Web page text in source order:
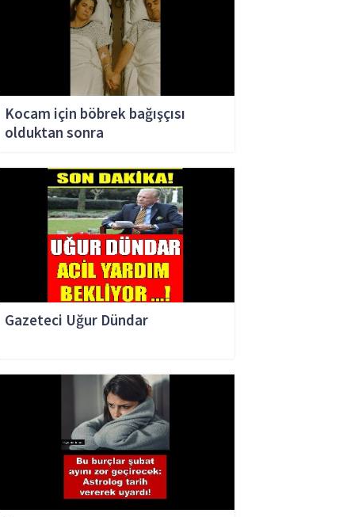
Kocam için böbrek bağışçısı
olduktan sonra
Gazeteci Uğur Dündar